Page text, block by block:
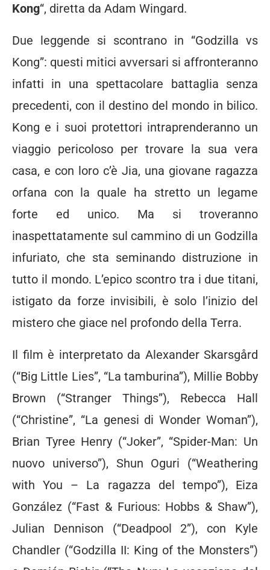
Kong“, diretta da Adam Wingard.
Due leggende si scontrano in “Godzilla vs
Kong”: questi mitici avversari si affronteranno
infatti in una spettacolare battaglia senza
precedenti, con il destino del mondo in bilico.
Kong e i suoi protettori intraprenderanno un
viaggio pericoloso per trovare la sua vera
casa, e con loro c’è Jia, una giovane ragazza
orfana con la quale ha stretto un legame
forte ed unico. Ma si troveranno
inaspettatamente sul cammino di un Godzilla
infuriato, che sta seminando distruzione in
tutto il mondo. L’epico scontro tra i due titani,
istigato da forze invisibili, è solo l’inizio del
mistero che giace nel profondo della Terra.
Il film è interpretato da Alexander Skarsgård
(“Big Little Lies”, “La tamburina”), Millie Bobby
Brown (“Stranger Things”), Rebecca Hall
(“Christine”, “La genesi di Wonder Woman”),
Brian Tyree Henry (“Joker”, “Spider-Man: Un
nuovo universo”), Shun Oguri (“Weathering
with You – La ragazza del tempo”), Eiza
González (“Fast & Furious: Hobbs & Shaw”),
Julian Dennison (“Deadpool 2”), con Kyle
Chandler (“Godzilla II: King of the Monsters”)